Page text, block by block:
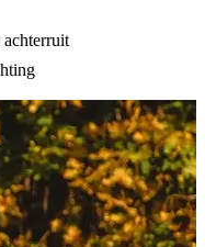
achterruit